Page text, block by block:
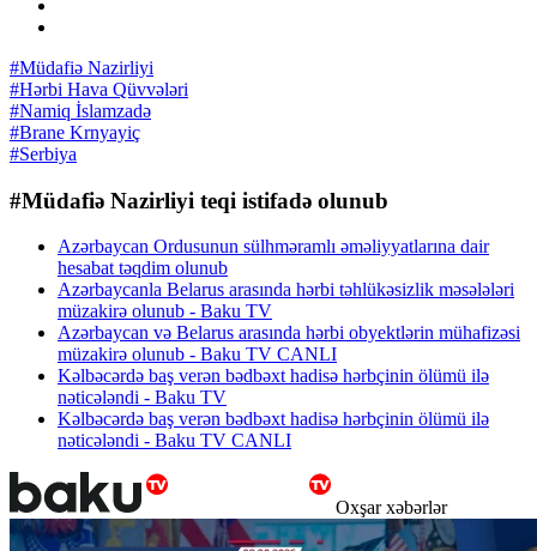
#Müdafiə Nazirliyi
#Hərbi Hava Qüvvələri
#Namiq İslamzadə
#Brane Krnyayiç
#Serbiya
#Müdafiə Nazirliyi teqi istifadə olunub
Azərbaycan Ordusunun sülhməramlı əməliyyatlarına dair
hesabat təqdim olunub
Azərbaycanla Belarus arasında hərbi təhlükəsizlik məsələləri
müzakirə olunub - Baku TV
Azərbaycan və Belarus arasında hərbi obyektlərin mühafizəsi
müzakirə olunub - Baku TV CANLI
Kəlbəcərdə baş verən bədbəxt hadisə hərbçinin ölümü ilə
nəticələndi - Baku TV
Kəlbəcərdə baş verən bədbəxt hadisə hərbçinin ölümü ilə
nəticələndi - Baku TV CANLI
Oxşar xəbərlər